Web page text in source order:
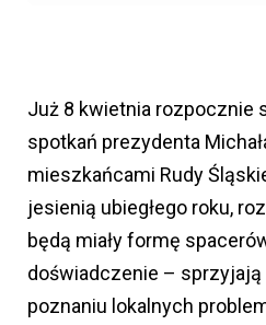
Już 8 kwietnia rozpocznie
spotkań prezydenta
mieszkańcami Rudy
jesienią ubiegłego roku,
będą miały formę
doświadczenie –
poznaniu lokalnych